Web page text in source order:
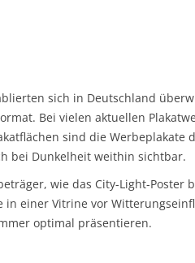
sich in Deutschland
Bei vielen aktuellen
sind die Werbeplakate
bei Dunkelheit weithin sichtbar.
wie das City-Light-Poster
in einer Vitrine vor
optimal präsentieren.